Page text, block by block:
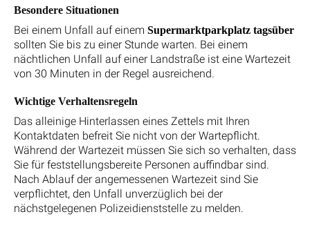
Besondere Situationen
Bei einem Unfall auf einem Supermarktparkplatz tagsüber
sollten Sie bis zu einer Stunde warten. Bei einem
nächtlichen Unfall auf einer Landstraße ist eine Wartezeit
von 30 Minuten in der Regel ausreichend.
Wichtige Verhaltensregeln
Das alleinige Hinterlassen eines Zettels mit Ihren
Kontaktdaten befreit Sie nicht von der Wartepflicht.
Während der Wartezeit müssen Sie sich so verhalten, dass
Sie für feststellungsbereite Personen auffindbar sind.
Nach Ablauf der angemessenen Wartezeit sind Sie
verpflichtet, den Unfall unverzüglich bei der
nächstgelegenen Polizeidienststelle zu melden.